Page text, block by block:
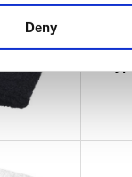
Deny